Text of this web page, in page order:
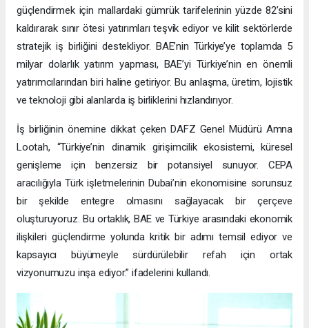
güçlendirmek için mallardaki gümrük tarifelerinin yüzde 82’sini
kaldırarak sınır ötesi yatırımları teşvik ediyor ve kilit sektörlerde
stratejik iş birliğini destekliyor. BAE’nin Türkiye’ye toplamda 5
milyar dolarlık yatırım yapması, BAE’yi Türkiye’nin en önemli
yatırımcılarından biri haline getiriyor. Bu anlaşma, üretim, lojistik
ve teknoloji gibi alanlarda iş birliklerini hızlandırıyor.
İş birliğinin önemine dikkat çeken DAFZ Genel Müdürü Amna
Lootah, “Türkiye’nin dinamik girişimcilik ekosistemi, küresel
genişleme için benzersiz bir potansiyel sunuyor. CEPA
aracılığıyla Türk işletmelerinin Dubai’nin ekonomisine sorunsuz
bir şekilde entegre olmasını sağlayacak bir çerçeve
oluşturuyoruz. Bu ortaklık, BAE ve Türkiye arasındaki ekonomik
ilişkileri güçlendirme yolunda kritik bir adımı temsil ediyor ve
kapsayıcı büyümeyle sürdürülebilir refah için ortak
vizyonumuzu inşa ediyor.” ifadelerini kullandı.